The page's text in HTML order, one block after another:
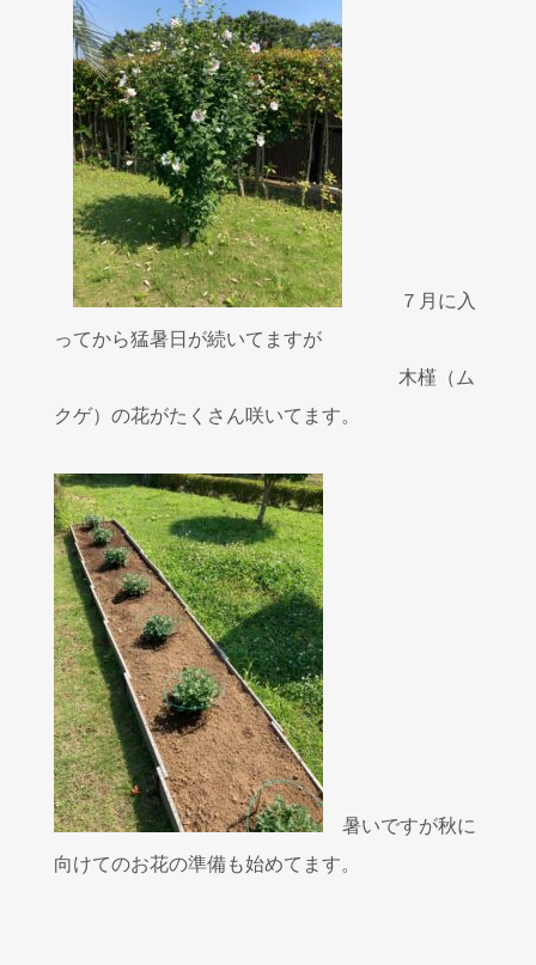
７月に入
ってから猛暑日が続いてますが
木槿（ム
クゲ）の花がたくさん咲いてます。
暑いですが秋に
向けてのお花の準備も始めてます。